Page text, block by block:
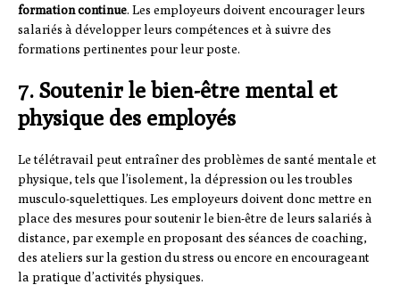
formation continue. Les employeurs doivent encourager leurs
salariés à développer leurs compétences et à suivre des
formations pertinentes pour leur poste.
7. Soutenir le bien-être mental et
physique des employés
Le télétravail peut entraîner des problèmes de santé mentale et
physique, tels que l’isolement, la dépression ou les troubles
musculo-squelettiques. Les employeurs doivent donc mettre en
place des mesures pour soutenir le bien-être de leurs salariés à
distance, par exemple en proposant des séances de coaching,
des ateliers sur la gestion du stress ou encore en encourageant
la pratique d’activités physiques.